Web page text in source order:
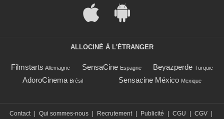
ALLOCINÉ À L'ÉTRANGER
Filmstarts Allemagne SensaCine Espagne Beyazperde Turquie
AdoroCinema Brésil Sensacine México Mexique
Contact Qui sommes-nous Recrutement Publicité CGU CGV